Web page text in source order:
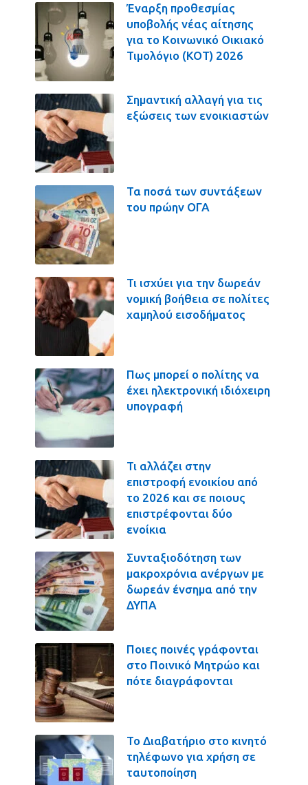
Έναρξη προθεσμίας
υποβολής νέας αίτησης
για το Κοινωνικό Οικιακό
Τιμολόγιο (ΚΟΤ) 2026
Σημαντική αλλαγή για τις
εξώσεις των ενοικιαστών
Τα ποσά των συντάξεων
του πρώην ΟΓΑ
Τι ισχύει για την δωρεάν
νομική βοήθεια σε πολίτες
χαμηλού εισοδήματος
Πως μπορεί ο πολίτης να
έχει ηλεκτρονική ιδιόχειρη
υπογραφή
Τι αλλάζει στην
επιστροφή ενοικίου από
το 2026 και σε ποιους
επιστρέφονται δύο
ενοίκια
Συνταξιοδότηση των
μακροχρόνια ανέργων με
δωρεάν ένσημα από την
ΔΥΠΑ
Ποιες ποινές γράφονται
στο Ποινικό Μητρώο και
πότε διαγράφονται
Το Διαβατήριο στο κινητό
τηλέφωνο για χρήση σε
ταυτοποίηση